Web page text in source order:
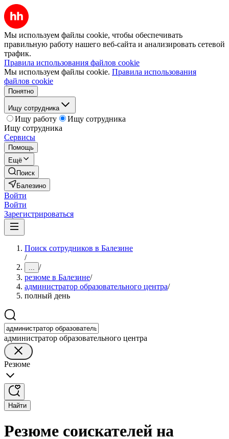
Мы используем файлы cookie, чтобы обеспечивать
правильную работу нашего веб-сайта и анализировать сетевой
трафик.
Правила использования файлов cookie
Мы используем файлы cookie. Правила использования
файлов cookie
Понятно
Ищу сотрудника
Ищу работу
Ищу сотрудника
Ищу сотрудника
Сервисы
Помощь
Ещё
Поиск
Балезино
Войти
Войти
Зарегистрироваться
Поиск сотрудников в Балезине
/
... /
резюме в Балезине/
администратор образовательного центра/
полный день
администратор образовательного центра
Резюме
Найти
Резюме соискателей на